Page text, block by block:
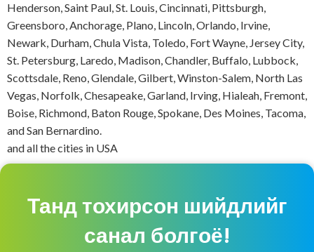
Henderson, Saint Paul, St. Louis, Cincinnati, Pittsburgh,
Greensboro, Anchorage, Plano, Lincoln, Orlando, Irvine,
Newark, Durham, Chula Vista, Toledo, Fort Wayne, Jersey City,
St. Petersburg, Laredo, Madison, Chandler, Buffalo, Lubbock,
Scottsdale, Reno, Glendale, Gilbert, Winston-Salem, North Las
Vegas, Norfolk, Chesapeake, Garland, Irving, Hialeah, Fremont,
Boise, Richmond, Baton Rouge, Spokane, Des Moines, Tacoma,
and San Bernardino.
and all the cities in USA
Танд тохирсон шийдлийг
санал болгоё!